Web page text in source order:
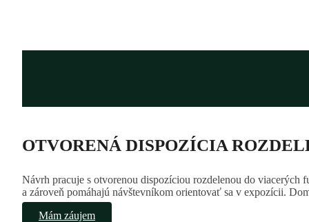
OTVORENÁ DISPOZÍCIA
Návrh pracuje s otvorenou dispozíciou rozdelenou do viacerých
a zároveň pomáhajú návštevníkom orientovať sa v expozícii.
Mám záujem